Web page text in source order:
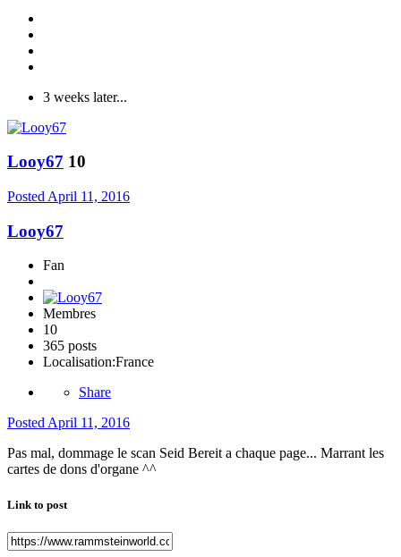
3 weeks later...
Looy67 10
Posted April 11, 2016
Looy67
Fan
Membres
10
365 posts
Localisation:France
Share
PostedApril 11, 2016
Pas mal, dommage le scan Seid Bereit a chaque page... Marrant les
cartes de dons d'organe ^^
Link to post